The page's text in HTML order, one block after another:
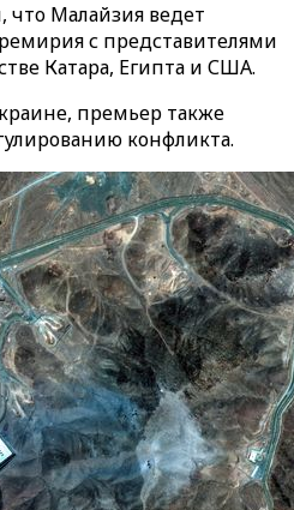
Малайзия ведет
с представителями
Катара, Египта и США.
премьер также
конфликта.